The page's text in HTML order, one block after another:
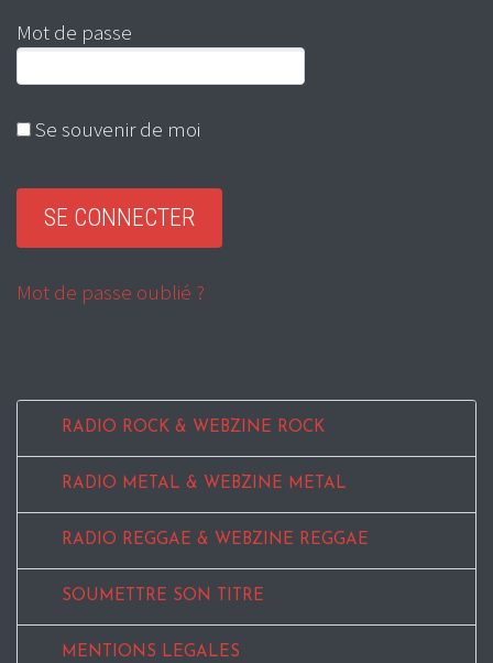
Mot de passe
Se souvenir de moi
Mot de passe oublié ?
RADIO ROCK & WEBZINE ROCK
RADIO METAL & WEBZINE METAL
RADIO REGGAE & WEBZINE REGGAE
SOUMETTRE SON TITRE
MENTIONS LEGALES